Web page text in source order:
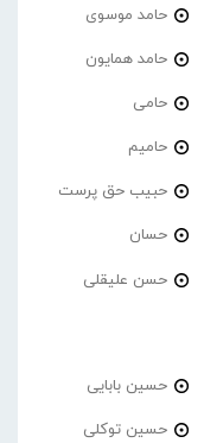
حامد موسوی
حامد همایون
حامی
حامیم
حبیب حق پرست
حسان
حسن علیقلی
حسین بابایی
حسین توکلی